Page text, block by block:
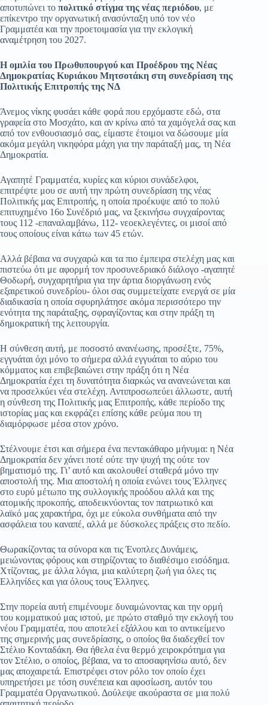
αποτυπώνει το πολιτικό στίγμα της νέας περιόδου, με
επίκεντρο την οργανωτική ανασύνταξη υπό τον νέο
Γραμματέα και την προετοιμασία για την εκλογική
αναμέτρηση του 2027.
Η ομιλία του Πρωθυπουργού και Προέδρου της Νέας
Δημοκρατίας Κυριάκου Μητσοτάκη στη συνεδρίαση της
Πολιτικής Επιτροπής της ΝΔ
Άνεμος νίκης φυσάει κάθε φορά που ερχόμαστε εδώ, στα
γραφεία στο Μοσχάτο, και αν κρίνω από τα χαμόγελά σας και
από τον ενθουσιασμό σας, είμαστε έτοιμοι να δώσουμε μία
ακόμα μεγάλη νικηφόρα μάχη για την παράταξή μας, τη Νέα
Δημοκρατία.
Αγαπητέ Γραμματέα, κυρίες και κύριοι συνάδελφοι,
επιτρέψτε μου σε αυτή την πρώτη συνεδρίαση της νέας
Πολιτικής μας Επιτροπής, η οποία προέκυψε από το πολύ
επιτυχημένο 16ο Συνέδριό μας, να ξεκινήσω συγχαίροντας
τους 112 -επαναλαμβάνω, 112- νεοεκλεγέντες, οι μισοί από
τους οποίους είναι κάτω των 45 ετών.
Αλλά βέβαια να συγχαρώ και τα πιο έμπειρα στελέχη μας και
πιστεύω ότι με αφορμή τον προσυνεδριακό διάλογο -αγαπητέ
Θοδωρή, συγχαρητήρια για την άρτια διοργάνωση ενός
εξαιρετικού συνεδρίου- όλοι σας συμμετείχατε ενεργά σε μία
διαδικασία η οποία σφυρηλάτησε ακόμα περισσότερο την
ενότητα της παράταξης, σφραγίζοντας και στην πράξη τη
δημοκρατική της λειτουργία.
Η σύνθεση αυτή, με ποσοστό ανανέωσης, προσέξτε, 75%,
εγγυάται όχι μόνο το σήμερα αλλά εγγυάται το αύριο του
κόμματος και επιβεβαιώνει στην πράξη ότι η Νέα
Δημοκρατία έχει τη δυνατότητα διαρκώς να ανανεώνεται και
να προσελκύει νέα στελέχη. Αντιπροσωπεύει άλλωστε, αυτή
η σύνθεση της Πολιτικής μας Επιτροπής, κάθε περίοδο της
ιστορίας μας και εκφράζει επίσης κάθε ρεύμα που τη
διαμόρφωσε μέσα στον χρόνο.
Στέλνουμε έτσι και σήμερα ένα πεντακάθαρο μήνυμα: η Νέα
Δημοκρατία δεν χάνει ποτέ ούτε την ψυχή της ούτε τον
βηματισμό της. Γι’ αυτό και ακολουθεί σταθερά μόνο την
αποστολή της. Μια αποστολή η οποία ενώνει τους Έλληνες
στο ευρύ μέτωπο της συλλογικής προόδου αλλά και της
ατομικής προκοπής, αποδεικνύοντας τον πατριωτικό και
λαϊκό μας χαρακτήρα, όχι με εύκολα συνθήματα από την
ασφάλεια του καναπέ, αλλά με δύσκολες πράξεις στο πεδίο.
Θωρακίζοντας τα σύνορα και τις Ένοπλες Δυνάμεις,
μειώνοντας φόρους και στηρίζοντας το διαθέσιμο εισόδημα.
Χτίζοντας, με άλλα λόγια, μια καλύτερη ζωή για όλες τις
Ελληνίδες και για όλους τους Έλληνες.
Στην πορεία αυτή επιμένουμε δυναμώνοντας και την ορμή
του κομματικού μας ιστού, με πρώτο σταθμό την εκλογή του
νέου Γραμματέα, που αποτελεί εξάλλου και το αντικείμενο
της σημερινής μας συνεδρίασης, ο οποίος θα διαδεχθεί τον
Στέλιο Κονταδάκη. Θα ήθελα ένα θερμό χειροκρότημα για
τον Στέλιο, ο οποίος, βέβαια, να το αποσαφηνίσω αυτό, δεν
μας αποχαιρετά. Επιστρέφει στον ρόλο τον οποίο έχει
υπηρετήσει με τόση συνέπεια και αφοσίωση, αυτόν του
Γραμματέα Οργανωτικού. Δούλεψε ακούραστα σε μια πολύ